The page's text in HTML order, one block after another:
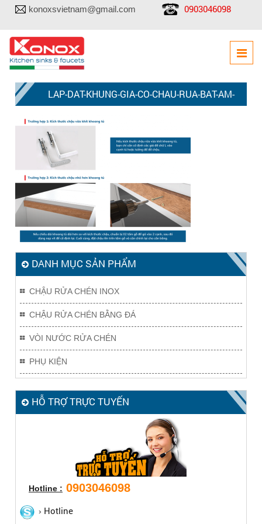
konoxsvietnam@gmail.com 0903046098
LAP-DAT-KHUNG-GIA-CO-CHAU-RUA-BAT-AM-
BAN-DA-1024×768
DANH MỤC SẢN PHẨM
CHẬU RỬA CHÉN INOX
CHẬU RỬA CHÉN BẰNG ĐÁ
VÒI NƯỚC RỬA CHÉN
PHỤ KIỆN
HỖ TRỢ TRỰC TUYẾN
Hotline : 0903046098
Hotline